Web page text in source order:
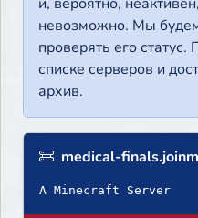
невозможно. Мы
проверять его статус.
списке серверов и
архив.
medical-
A Minecraft Server